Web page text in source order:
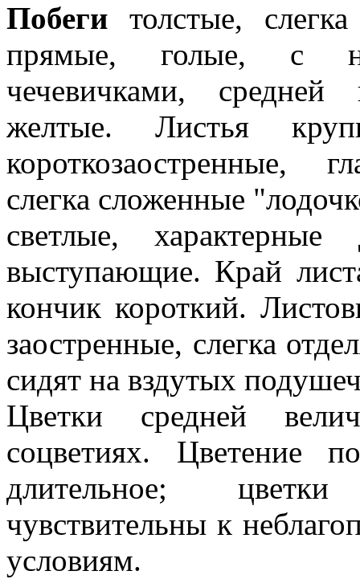
Побеги толстые,
прямые, голые, с
чечевичками, средней
желтые. Листья
короткозаостренные,
слегка сложенные
светлые,
выступающие. Край
кончик короткий.
заостренные, слегка
сидят на вздутых
Цветки средней
соцветиях. Цветение
длительное;
чувствительны к
ус­ловиям.